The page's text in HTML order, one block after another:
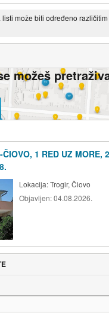
može biti određeno
možeš
1 RED UZ MORE,
Lokacija:Trogir, Čiovo
Objavljen:04.08.2026.